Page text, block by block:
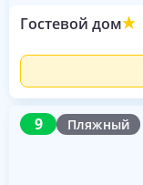
Гостевой дом
9 Пляжный
9